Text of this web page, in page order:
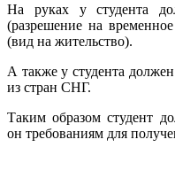
На руках у студента
(разрешение на
(вид на жительство).
А также у студента
из стран СНГ.
Таким образом студент
он требованиям для